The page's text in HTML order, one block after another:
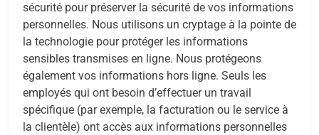
sécurité pour préserver la sécurité de vos informations
personnelles. Nous utilisons un cryptage à la pointe de
la technologie pour protéger les informations
sensibles transmises en ligne. Nous protégeons
également vos informations hors ligne. Seuls les
employés qui ont besoin d’effectuer un travail
spécifique (par exemple, la facturation ou le service à
la clientèle) ont accès aux informations personnelles